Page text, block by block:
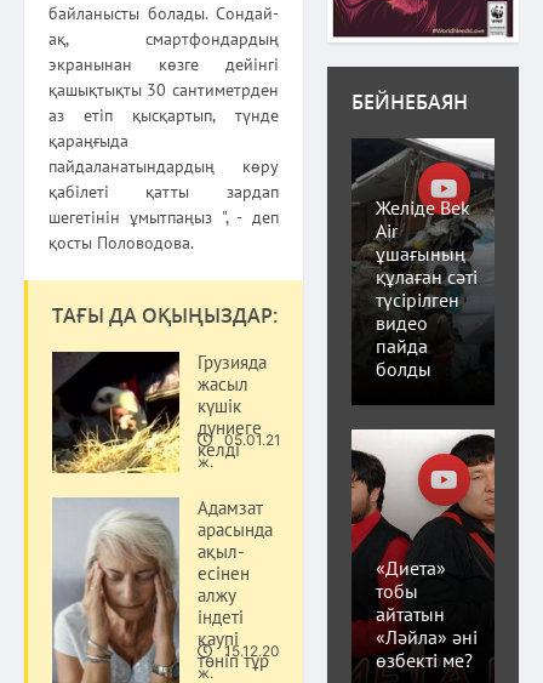
байланысты болады. Сондай-
ақ, смартфондардың
экранынан көзге дейінгі
қашықтықты 30 сантиметрден
аз етіп қысқартып, түнде
қараңғыда
пайдаланатындардың көру
қабілеті қатты зардап
шегетінін ұмытпаңыз ", - деп
қосты Половодова.
ТАҒЫ ДА ОҚЫҢЫЗДАР:
Грузияда
жасыл
күшік
дүниеге
келді05.01.21
ж.
Адамзат
арасында
ақыл-
есінен
алжу
індеті
қаупі
төніп тұр
15.12.20
ж.
БЕЙНЕБАЯН
Желіде Bek
Air
ұшағының
құлаған сәті
түсірілген
видео
пайда
болды
«Диета»
тобы
айтатын
«Ләйла» әні
өзбекті ме?